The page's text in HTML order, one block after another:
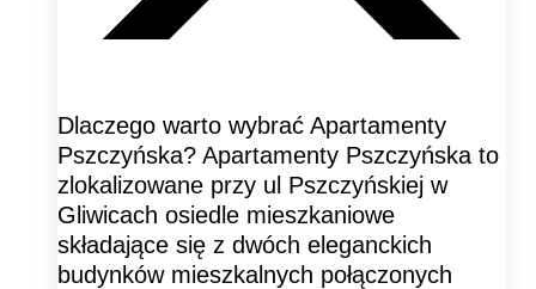
Dlaczego warto wybrać Apartamenty
Pszczyńska? Apartamenty Pszczyńska to
zlokalizowane przy ul Pszczyńskiej w
Gliwicach osiedle mieszkaniowe
składające się z dwóch eleganckich
budynków mieszkalnych połączonych